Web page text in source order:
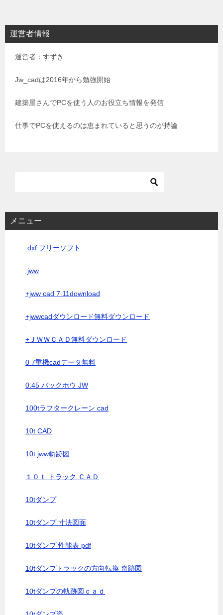
ビ
ゲ
運営者情報
運営者：すずき
Jw_cadは2016年から勉強開始
建築屋さんでPCを使う人のお役立ち情報を発信
仕事でPCを使えるのは恵まれていると思うのが持論
メニュー
.dxf フリーソフト
.jww
+jww cad 7.11download
+jwwcadダウンロード無料ダウンロード
+ＪＷＷＣＡＤ無料ダウンロード
0 7重機cadデータ無料
0.45 バックホウ JW
100tラフタークレーン cad
10t CAD
10t jww軌跡図
１０ｔ トラック ＣＡＤ
10tダンプ
10tダンプ 寸法図面
10tダンプ 性能表 pdf
10tダンプトラックの方向転換 奇跡図
10tダンプの軌跡図ｃａｄ